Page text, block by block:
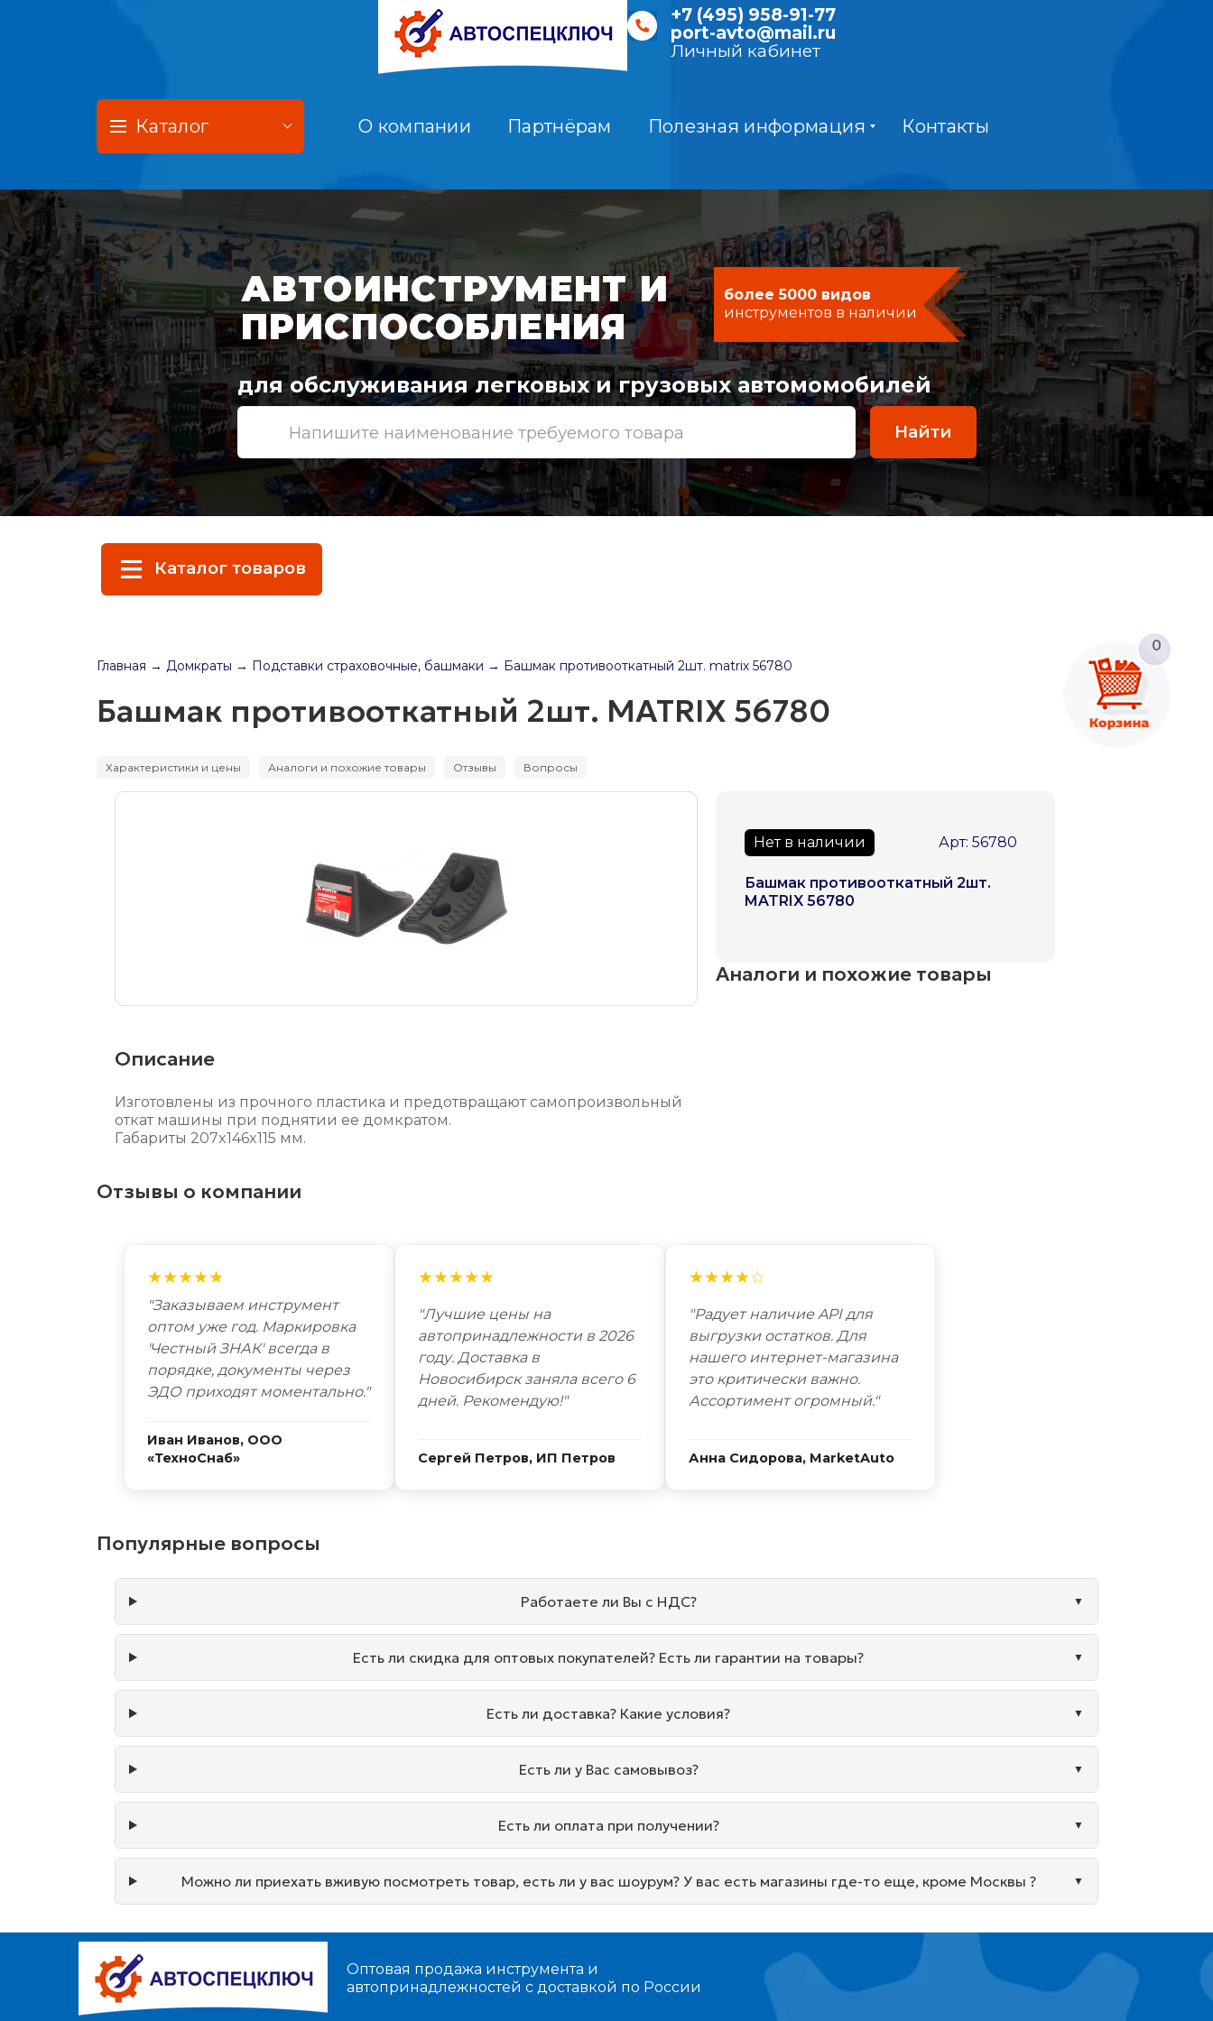
+7 (495) 958-91-77
port-avto@mail.ru
Личный кабинет
Каталог О компании Партнёрам Полезная информация Контакты
АВТОИНСТРУМЕНТ И
ПРИСПОСОБЛЕНИЯ
более 5000 видов
инструментов в наличии
для обслуживания легковых и грузовых автомомобилей
Найти
Каталог товаров
0
Главная → Домкраты → Подставки страховочные, башмаки → Башмак противооткатный 2шт. matrix 56780
Башмак противооткатный 2шт. MATRIX 56780
Характеристики и цены Аналоги и похожие товары Отзывы Вопросы
Описание
Изготовлены из прочного пластика и предотвращают самопроизвольный
откат машины при поднятии ее домкратом.
Габариты 207x146x115 мм.
Арт: 56780
Нет в наличии
Башмак противооткатный 2шт.
MATRIX 56780
Аналоги и похожие товары
Отзывы о компании
★★★★★
"Заказываем инструмент
оптом уже год. Маркировка
'Честный ЗНАК' всегда в
порядке, документы через
ЭДО приходят моментально."
Иван Иванов, ООО
«ТехноСнаб»
★★★★★
"Лучшие цены на
автопринадлежности в 2026
году. Доставка в
Новосибирск заняла всего 6
дней. Рекомендую!"
Сергей Петров, ИП Петров
★★★★☆
"Радует наличие API для
выгрузки остатков. Для
нашего интернет-магазина
это критически важно.
Ассортимент огромный."
Анна Сидорова, MarketAuto
Популярные вопросы
Работаете ли Вы с НДС?
Есть ли скидка для оптовых покупателей? Есть ли гарантии на товары?
Есть ли доставка? Какие условия?
Есть ли у Вас самовывоз?
Есть ли оплата при получении?
Можно ли приехать вживую посмотреть товар, есть ли у вас шоурум? У вас есть магазины где-то еще, кроме Москвы ?
Оптовая продажа инструмента и
автопринадлежностей с доставкой по России